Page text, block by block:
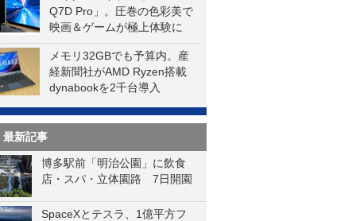
Q7D Pro」。圧巻の色彩美で
映画＆ゲームが極上体験に
メモリ32GBでも予算内。産
経新聞社がAMD Ryzen搭載
dynabookを2千台導入
最新記事
博多駅前「明治公園」に飲食
店・スパ・立体園路 7日開園
SpaceXとテスラ、1億平方フ